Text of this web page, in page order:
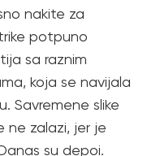
nakite za
potpuno
sa raznim
koja se navijala
Savremene slike
ne zalazi, jer je
su depoi.